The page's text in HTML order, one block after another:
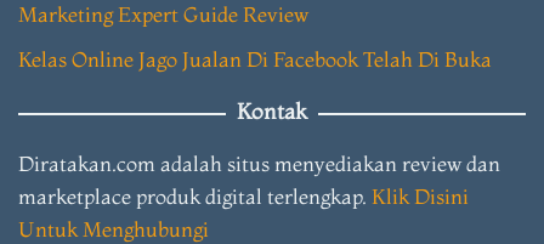
Marketing Expert Guide Review
Kelas Online Jago Jualan Di Facebook Telah Di Buka
Kontak
Diratakan.com adalah situs menyediakan review dan
marketplace produk digital terlengkap. Klik Disini
Untuk Menghubungi